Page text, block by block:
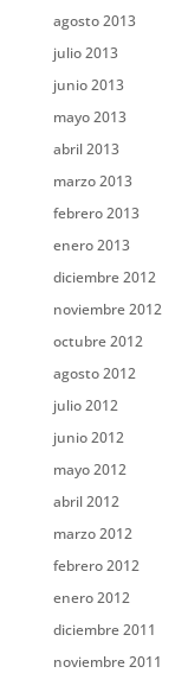
agosto 2013
julio 2013
junio 2013
mayo 2013
abril 2013
marzo 2013
febrero 2013
enero 2013
diciembre 2012
noviembre 2012
octubre 2012
agosto 2012
julio 2012
junio 2012
mayo 2012
abril 2012
marzo 2012
febrero 2012
enero 2012
diciembre 2011
noviembre 2011